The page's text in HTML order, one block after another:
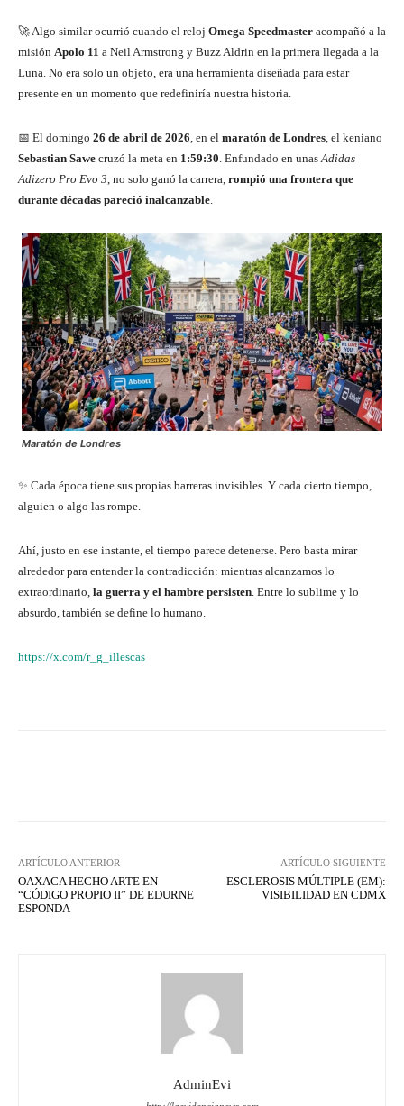
🚀 Algo similar ocurrió cuando el reloj Omega Speedmaster acompañó a la
misión Apolo 11 a Neil Armstrong y Buzz Aldrin en la primera llegada a la
Luna. No era solo un objeto, era una herramienta diseñada para estar
presente en un momento que redefiniría nuestra historia.
📅 El domingo 26 de abril de 2026, en el maratón de Londres, el keniano
Sebastian Sawe cruzó la meta en 1:59:30. Enfundado en unasAdidas
Adizero Pro Evo 3, no solo ganó la carrera, rompió una frontera que
durante décadas pareció inalcanzable.
Maratón de Londres
✨ Cada época tiene sus propias barreras invisibles. Y cada cierto tiempo,
alguien o algo las rompe.
Ahí, justo en ese instante, el tiempo parece detenerse. Pero basta mirar
alrededor para entender la contradicción: mientras alcanzamos lo
extraordinario, la guerra y el hambre persisten . Entre lo sublime y lo
absurdo, también se define lo humano.
https://x.com/r_g_illescas
ARTÍCULO ANTERIOR
OAXACA HECHO ARTE EN
“CÓDIGO PROPIO II” DE EDURNE
ESPONDA
ARTÍCULO SIGUIENTE
ESCLEROSIS MÚLTIPLE (EM):
VISIBILIDAD EN CDMX
AdminEvi